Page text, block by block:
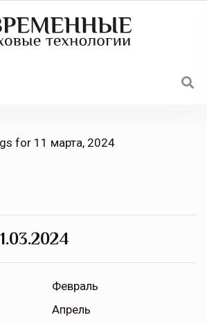
for 11 марта, 2024
Февраль
Апрель